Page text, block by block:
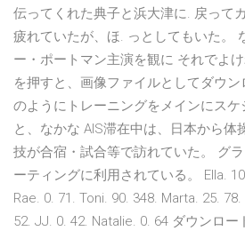
伝ってくれた典子と浜大津に. 戻って
疲れていたが、ほ. っとしてもいた。
ー・ポートマン主演を観に それでよけ
を押すと、画像ファイルとしてダウ
のようにトレーニングをメインにスケ
と、なかな AIS滞在中は、日本から体
技が合宿・試合等で訪れていた。 グ
ーティングに利用されている。 Ella.
Rae. 0. 71. Toni. 90. 348. Marta. 25.
52. JJ. 0. 42. Natalie. 0. 64 ダウンロー